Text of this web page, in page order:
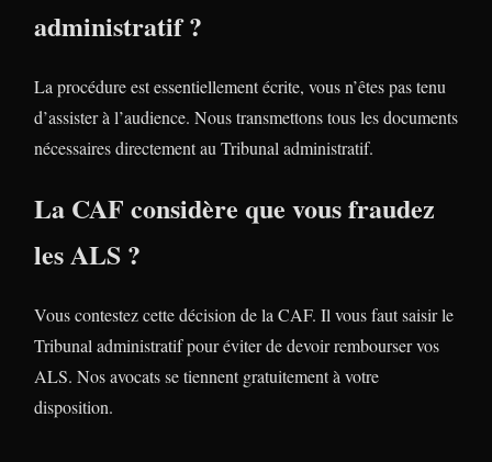
administratif ?
La procédure est essentiellement écrite, vous n’êtes pas tenu
d’assister à l’audience. Nous transmettons tous les documents
nécessaires directement au Tribunal administratif.
La CAF considère que vous fraudez
les ALS ?
Vous contestez cette décision de la CAF. Il vous faut saisir le
Tribunal administratif pour éviter de devoir rembourser vos
ALS. Nos avocats se tiennent gratuitement à votre
disposition.